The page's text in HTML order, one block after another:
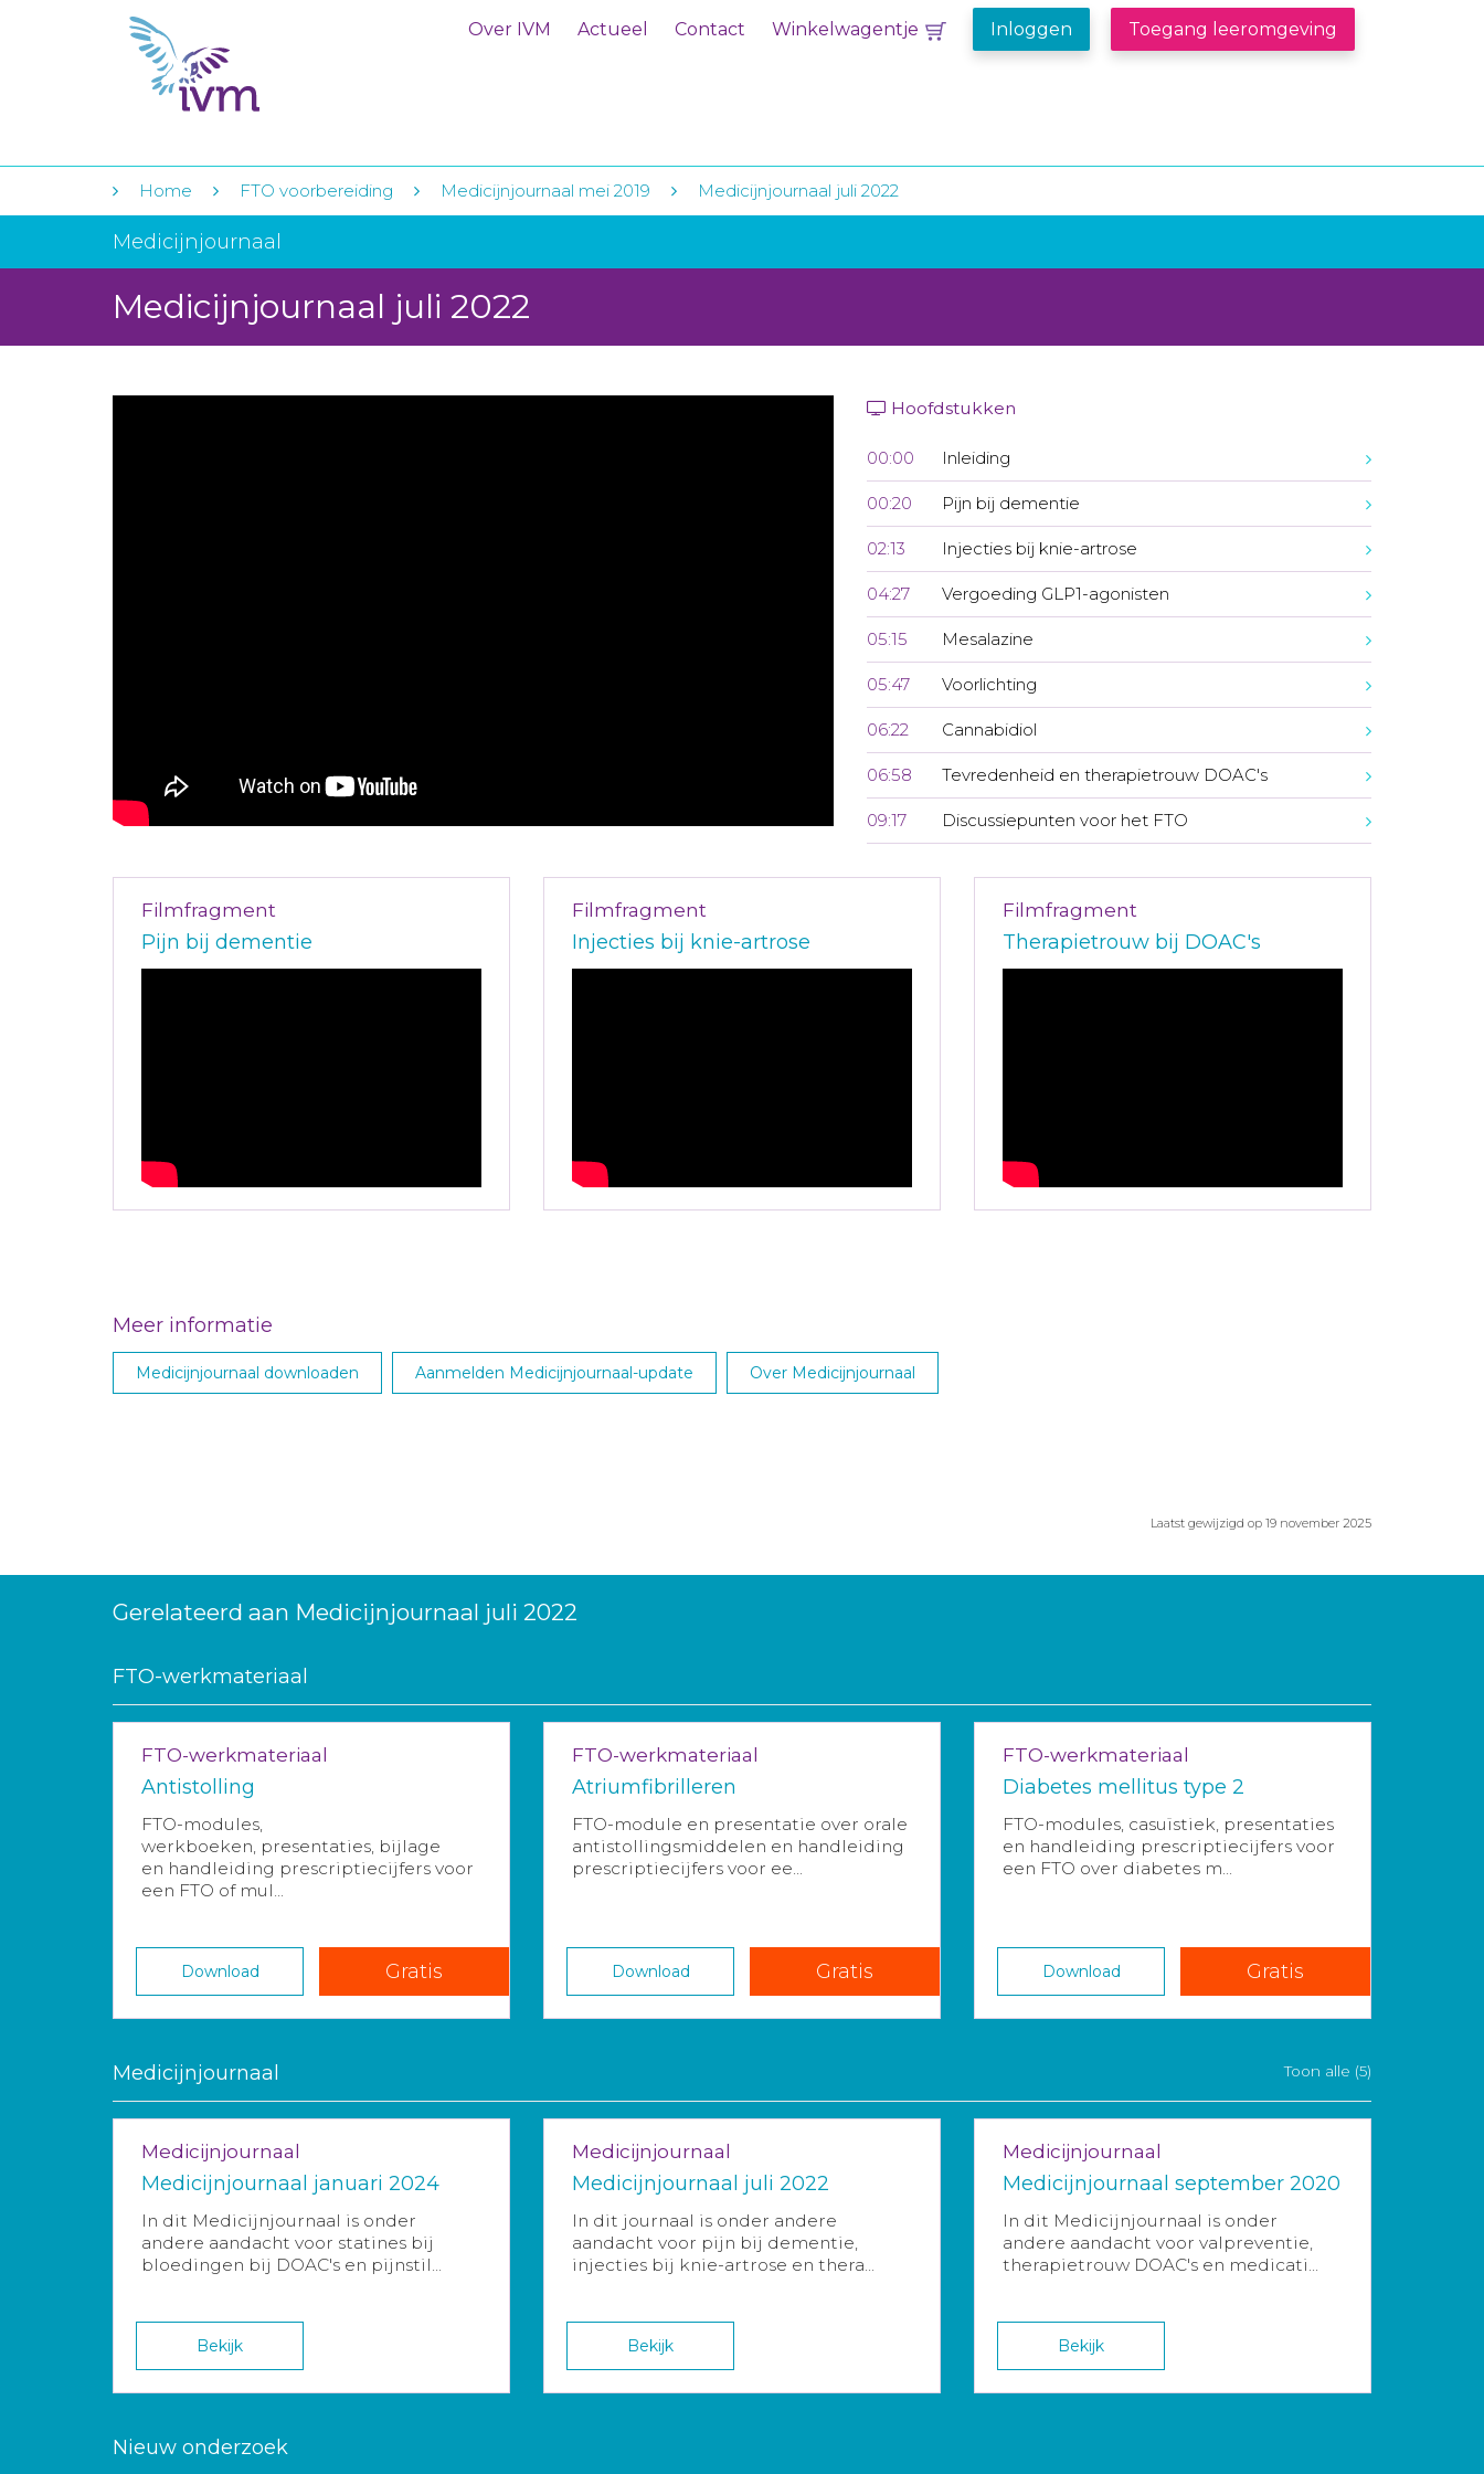
Over IVM Actueel Contact Winkelwagentje Inloggen Toegang leeromgeving
Home FTO voorbereiding Medicijnjournaal mei 2019 Medicijnjournaal juli 2022
Medicijnjournaal
Medicijnjournaal juli 2022
Hoofdstukken
00:00 Inleiding
00:20 Pijn bij dementie
02:13 Injecties bij knie-artrose
04:27 Vergoeding GLP1-agonisten
05:15 Mesalazine
05:47 Voorlichting
06:22 Cannabidiol
06:58 Tevredenheid en therapietrouw DOAC's
09:17 Discussiepunten voor het FTO
Filmfragment
Pijn bij dementie
Filmfragment
Injecties bij knie-artrose
Filmfragment
Therapietrouw bij DOAC's
Meer informatie
Medicijnjournaal downloaden Aanmelden Medicijnjournaal-update Over Medicijnjournaal
Laatst gewijzigd op 19 november 2025
Gerelateerd aan Medicijnjournaal juli 2022
FTO-werkmateriaal
FTO-werkmateriaal
Antistolling
FTO-modules,
werkboeken, presentaties, bijlage
en handleiding prescriptiecijfers voor
een FTO of mul...
Download Gratis
FTO-werkmateriaal
Atriumfibrilleren
FTO-module en presentatie over orale
antistollingsmiddelen en handleiding
prescriptiecijfers voor ee...
Download Gratis
FTO-werkmateriaal
Diabetes mellitus type 2
FTO-modules, casuïstiek, presentaties
en handleiding prescriptiecijfers voor
een FTO over diabetes m...
Download Gratis
Medicijnjournaal Toon alle (5)
Medicijnjournaal
Medicijnjournaal januari 2024
In dit Medicijnjournaal is onder
andere aandacht voor statines bij
bloedingen bij DOAC's en pijnstil...
Bekijk
Medicijnjournaal
Medicijnjournaal juli 2022
In dit journaal is onder andere
aandacht voor pijn bij dementie,
injecties bij knie-artrose en thera...
Bekijk
Medicijnjournaal
Medicijnjournaal september 2020
In dit Medicijnjournaal is onder
andere aandacht voor valpreventie,
therapietrouw DOAC's en medicati...
Bekijk
Nieuw onderzoek